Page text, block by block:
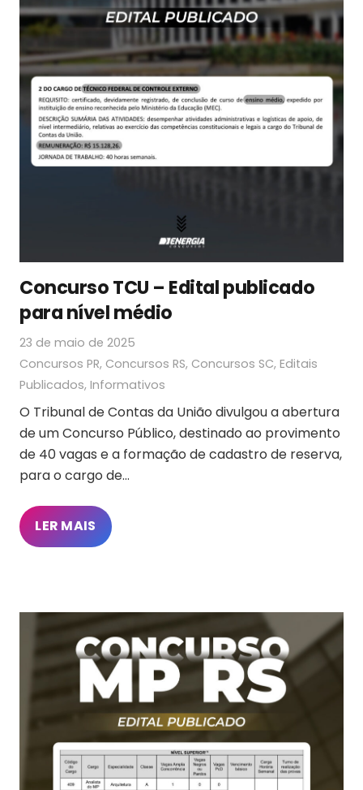
Concurso TCU – Edital publicado
para nível médio
23 de maio de 2025
Concursos PR, Concursos RS, Concursos SC, Editais
Publicados, Informativos
O Tribunal de Contas da União divulgou a abertura
de um Concurso Público, destinado ao provimento
de 40 vagas e a formação de cadastro de reserva,
para o cargo de…
LER MAIS